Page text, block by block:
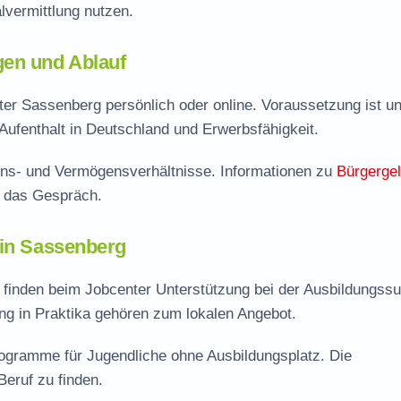
nutzen.
und Ablauf
Sassenberg persönlich oder online. Voraussetzung ist
in Deutschland und Erwerbsfähigkeit.
und Vermögensverhältnisse. Informationen zu
Gespräch.
Sassenberg
beim Jobcenter Unterstützung bei der
in Praktika gehören zum lokalen Angebot.
für Jugendliche ohne Ausbildungsplatz. Die
zu finden.